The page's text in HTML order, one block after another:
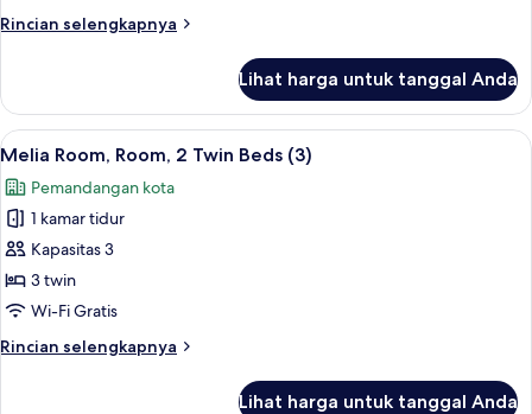
Twin
Rincian selengkapnya
Rincian
Melia
Room,
Room,
Twin
Beds
Lihat harga untuk tanggal Anda
Lihat
semua
foto
untuk
Melia
Room,
Room,
Twin
Bantalan ekstra lembut, brankas,
5
Melia Room, Room, 2 Twin Beds (3)
Pemandangan kota
1 kamar tidur
Kapasitas 3
3 twin
Wi-Fi Gratis
Rincian selengkapnya
Rincian
Lihat harga untuk tanggal Anda